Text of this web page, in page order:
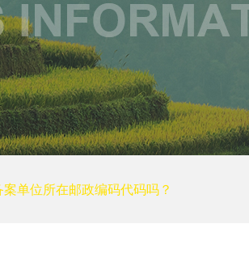
政府单位
机械制造
IT科技
装修建筑
其他
单位所在邮政编码代码吗？